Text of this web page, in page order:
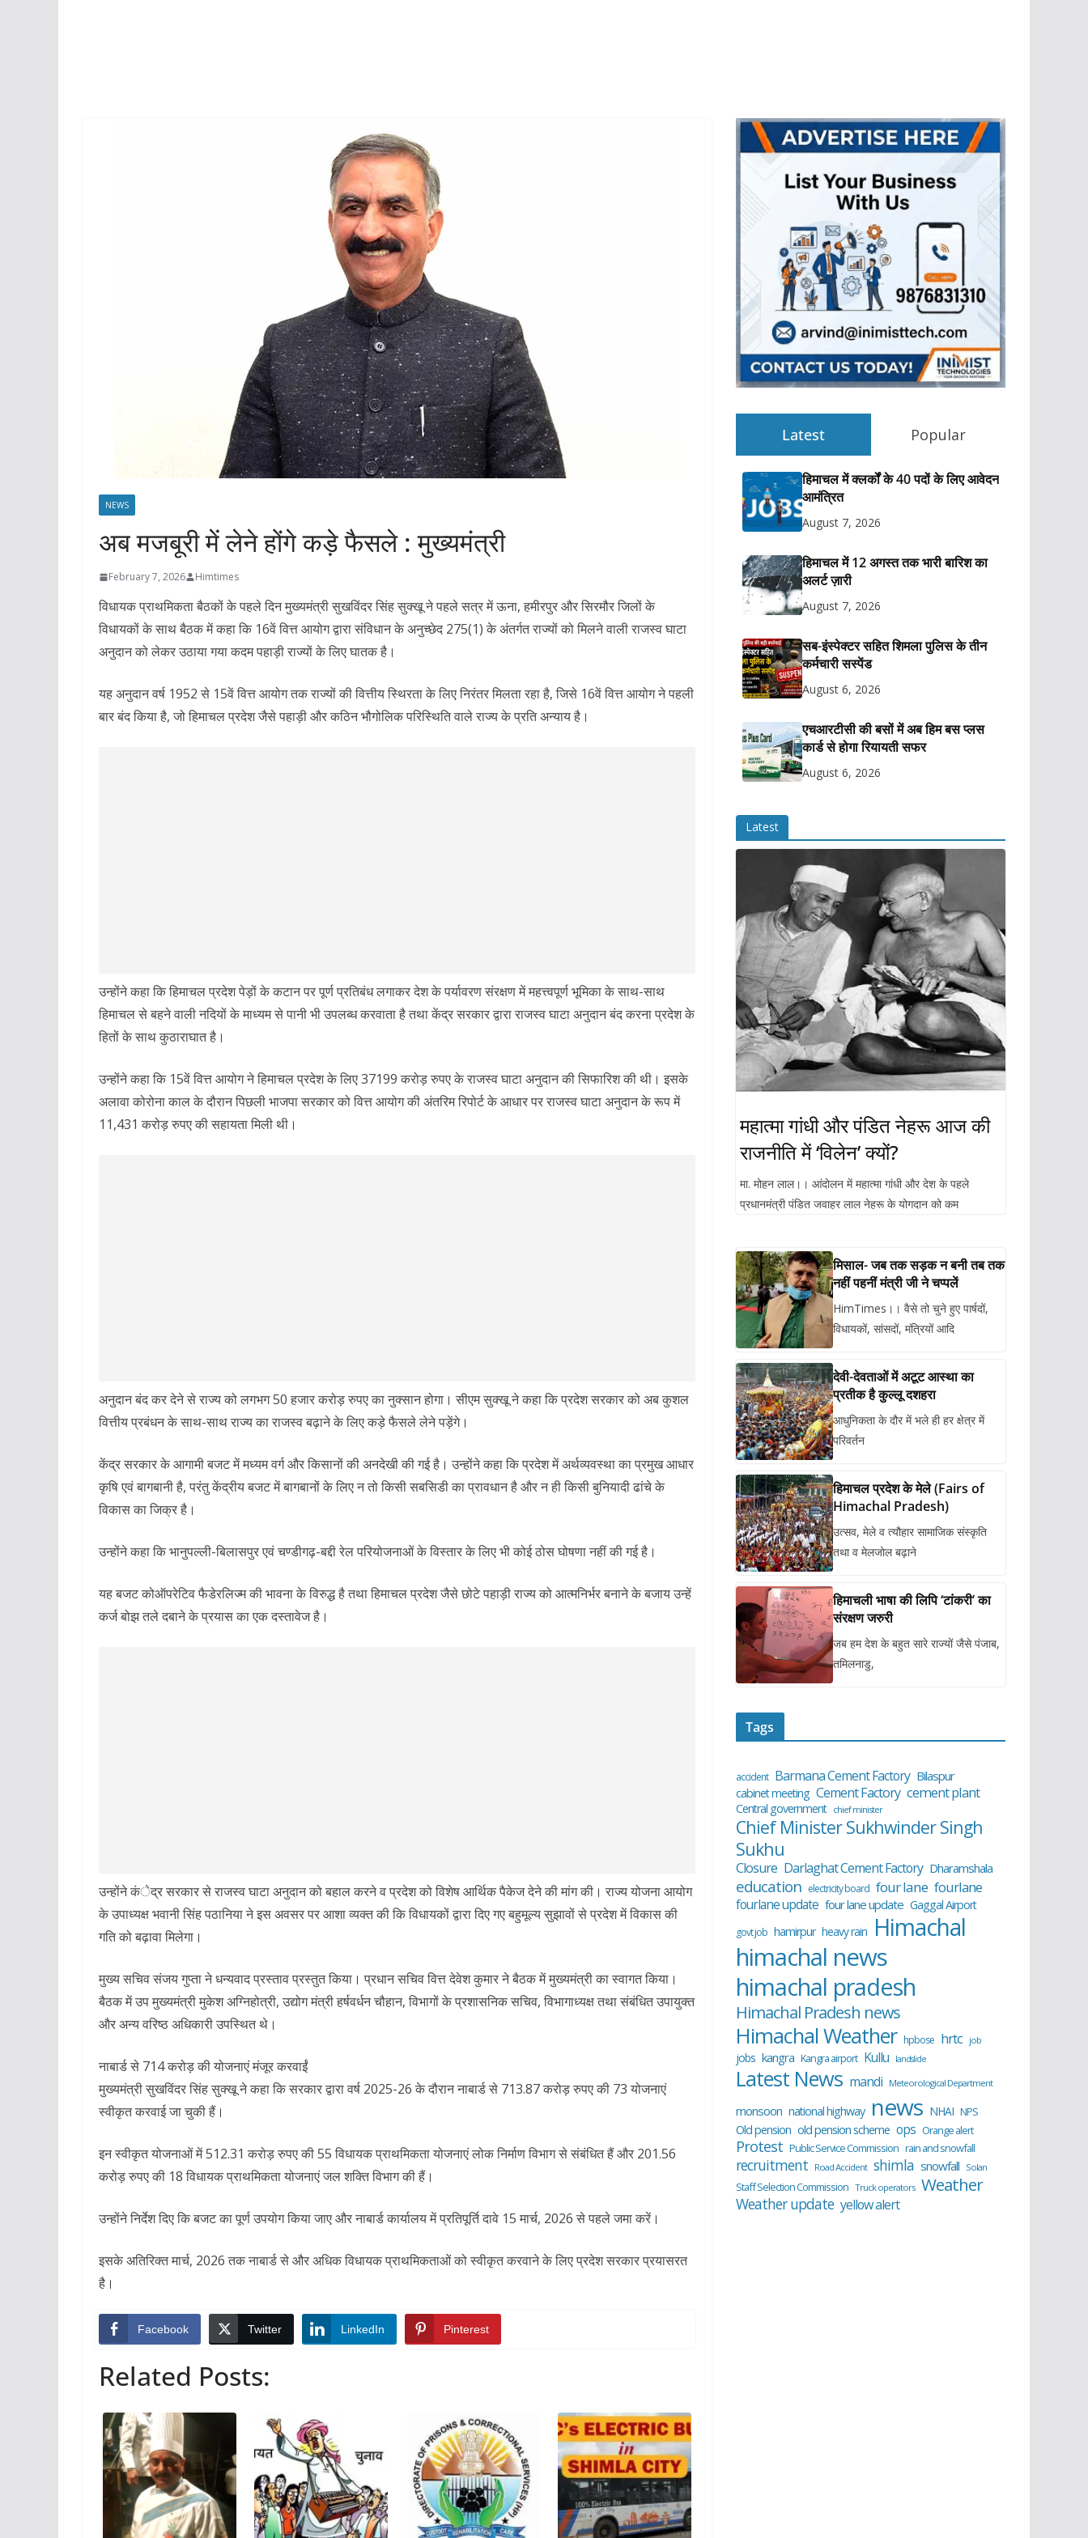
NEWS
अब मजबूरी में लेने होंगे कड़े फैसले : मुख्यमंत्री
February 7, 2026 Himtimes
विधायक प्राथमिकता बैठकों के पहले दिन मुख्यमंत्री सुखविंदर सिंह सुक्खू ने पहले सत्र में ऊना, हमीरपुर और सिरमौर जिलों के
विधायकों के साथ बैठक में कहा कि 16वें वित्त आयोग द्वारा संविधान के अनुच्छेद 275(1) के अंतर्गत राज्यों को मिलने वाली राजस्व घाटा
अनुदान को लेकर उठाया गया कदम पहाड़ी राज्यों के लिए घातक है।
यह अनुदान वर्ष 1952 से 15वें वित्त आयोग तक राज्यों की वित्तीय स्थिरता के लिए निरंतर मिलता रहा है, जिसे 16वें वित्त आयोग ने पहली
बार बंद किया है, जो हिमाचल प्रदेश जैसे पहाड़ी और कठिन भौगोलिक परिस्थिति वाले राज्य के प्रति अन्याय है।
उन्होंने कहा कि हिमाचल प्रदेश पेड़ों के कटान पर पूर्ण प्रतिबंध लगाकर देश के पर्यावरण संरक्षण में महत्त्वपूर्ण भूमिका के साथ-साथ
हिमाचल से बहने वाली नदियों के माध्यम से पानी भी उपलब्ध करवाता है तथा केंद्र सरकार द्वारा राजस्व घाटा अनुदान बंद करना प्रदेश के
हितों के साथ कुठाराघात है।
उन्होंने कहा कि 15वें वित्त आयोग ने हिमाचल प्रदेश के लिए 37199 करोड़ रुपए के राजस्व घाटा अनुदान की सिफारिश की थी। इसके
अलावा कोरोना काल के दौरान पिछली भाजपा सरकार को वित्त आयोग की अंतरिम रिपोर्ट के आधार पर राजस्व घाटा अनुदान के रूप में
11,431 करोड़ रुपए की सहायता मिली थी।
अनुदान बंद कर देने से राज्य को लगभग 50 हजार करोड़ रुपए का नुक्सान होगा। सीएम सुक्खू ने कहा कि प्रदेश सरकार को अब कुशल
वित्तीय प्रबंधन के साथ-साथ राज्य का राजस्व बढ़ाने के लिए कड़े फैसले लेने पड़ेंगे।
केंद्र सरकार के आगामी बजट में मध्यम वर्ग और किसानों की अनदेखी की गई है। उन्होंने कहा कि प्रदेश में अर्थव्यवस्था का प्रमुख आधार
कृषि एवं बागबानी है, परंतु केंद्रीय बजट में बागबानों के लिए न तो किसी सबसिडी का प्रावधान है और न ही किसी बुनियादी ढांचे के
विकास का जिक्र है।
उन्होंने कहा कि भानुपल्ली-बिलासपुर एवं चण्डीगढ़-बद्दी रेल परियोजनाओं के विस्तार के लिए भी कोई ठोस घोषणा नहीं की गई है।
यह बजट कोऑपरेटिव फैडेरलिज्म की भावना के विरुद्ध है तथा हिमाचल प्रदेश जैसे छोटे पहाड़ी राज्य को आत्मनिर्भर बनाने के बजाय उन्हें
कर्ज बोझ तले दबाने के प्रयास का एक दस्तावेज है।
उन्होंने कंेद्र सरकार से राजस्व घाटा अनुदान को बहाल करने व प्रदेश को विशेष आर्थिक पैकेज देने की मांग की। राज्य योजना आयोग
के उपाध्यक्ष भवानी सिंह पठानिया ने इस अवसर पर आशा व्यक्त की कि विधायकों द्वारा दिए गए बहुमूल्य सुझावों से प्रदेश में विकास की
गति को बढ़ावा मिलेगा।
मुख्य सचिव संजय गुप्ता ने धन्यवाद प्रस्ताव प्रस्तुत किया। प्रधान सचिव वित्त देवेश कुमार ने बैठक में मुख्यमंत्री का स्वागत किया।
बैठक में उप मुख्यमंत्री मुकेश अग्निहोत्री, उद्योग मंत्री हर्षवर्धन चौहान, विभागों के प्रशासनिक सचिव, विभागाध्यक्ष तथा संबंधित उपायुक्त
और अन्य वरिष्ठ अधिकारी उपस्थित थे।
नाबार्ड से 714 करोड़ की योजनाएं मंजूर करवाईं
मुख्यमंत्री सुखविंदर सिंह सुक्खू ने कहा कि सरकार द्वारा वर्ष 2025-26 के दौरान नाबार्ड से 713.87 करोड़ रुपए की 73 योजनाएं
स्वीकृत करवाई जा चुकी हैं।
इन स्वीकृत योजनाओं में 512.31 करोड़ रुपए की 55 विधायक प्राथमिकता योजनाएं लोक निर्माण विभाग से संबंधित हैं और 201.56
करोड़ रुपए की 18 विधायक प्राथमिकता योजनाएं जल शक्ति विभाग की हैं।
उन्होंने निर्देश दिए कि बजट का पूर्ण उपयोग किया जाए और नाबार्ड कार्यालय में प्रतिपूर्ति दावे 15 मार्च, 2026 से पहले जमा करें।
इसके अतिरिक्त मार्च, 2026 तक नाबार्ड से और अधिक विधायक प्राथमिकताओं को स्वीकृत करवाने के लिए प्रदेश सरकार प्रयासरत
है।
Facebook Twitter LinkedIn Pinterest
Related Posts:
Latest Popular
हिमाचल में क्लर्कों के 40 पदों के लिए आवेदन
आमंत्रित
August 7, 2026
हिमाचल में 12 अगस्त तक भारी बारिश का
अलर्ट ज़ारी
August 7, 2026
सब-इंस्पेक्टर सहित शिमला पुलिस के तीन
कर्मचारी सस्पेंड
August 6, 2026
एचआरटीसी की बसों में अब हिम बस प्लस
कार्ड से होगा रियायती सफर
August 6, 2026
Latest
महात्मा गांधी और पंडित नेहरू आज की
राजनीति में ‘विलेन’ क्यों?
मा. मोहन लाल।। आंदोलन में महात्मा गांधी और देश के पहले
प्रधानमंत्री पंडित जवाहर लाल नेहरू के योगदान को कम
मिसाल- जब तक सड़क न बनी तब तक
नहीं पहनीं मंत्री जी ने चप्पलें
HimTimes।। वैसे तो चुने हुए पार्षदों,
विधायकों, सांसदों, मंत्रियों आदि
देवी-देवताओं में अटूट आस्था का
प्रतीक है कुल्लू दशहरा
आधुनिकता के दौर में भले ही हर क्षेत्र में
परिवर्तन
हिमाचल प्रदेश के मेले (Fairs of
Himachal Pradesh)
उत्सव, मेले व त्यौहार सामाजिक संस्कृति
तथा व मेलजोल बढ़ाने
हिमाचली भाषा की लिपि ‘टांकरी’ का
संरक्षण जरुरी
जब हम देश के बहुत सारे राज्यों जैसे पंजाब,
तमिलनाडु,
Tags
accident Barmana Cement Factory Bilaspur
cabinet meeting Cement Factory cement plant
Central government chief minister
Chief Minister Sukhwinder Singh
Sukhu
Closure Darlaghat Cement Factory Dharamshala
education electricity board four lane fourlane
fourlane update four lane update Gaggal Airport
govt job hamirpur heavy rain Himachal
himachal news
himachal pradesh
Himachal Pradesh news
Himachal Weather hpbose hrtc job
jobs kangra Kangra airport Kullu landslide
Latest News mandi Meteorological Department
monsoon national highway news NHAI NPS
Old pension old pension scheme ops Orange alert
Protest Public Service Commission rain and snowfall
recruitment Road Accident shimla snowfall Solan
Staff Selection Commission Truck operators Weather
Weather update yellow alert